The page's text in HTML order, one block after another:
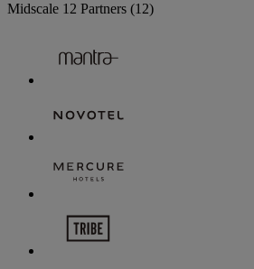
Midscale 12 Partners (12)